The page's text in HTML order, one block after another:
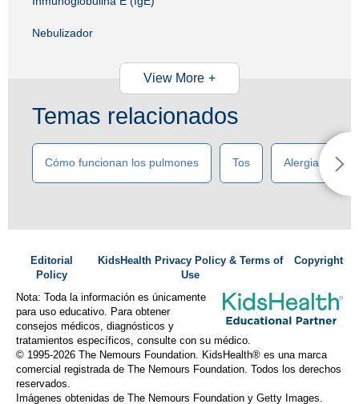
Nebulizador
View More
Temas relacionados
Cómo funcionan los pulmones Tos Alergias
Editorial
Policy
KidsHealth Privacy Policy & Terms of
Use
Copyright
Nota: Toda la información es únicamente
para uso educativo. Para obtener
consejos médicos, diagnósticos y
tratamientos específicos, consulte con su médico.
© 1995-2026 The Nemours Foundation. KidsHealth® es una marca
comercial registrada de The Nemours Foundation. Todos los derechos
reservados.
Imágenes obtenidas de The Nemours Foundation y Getty Images.